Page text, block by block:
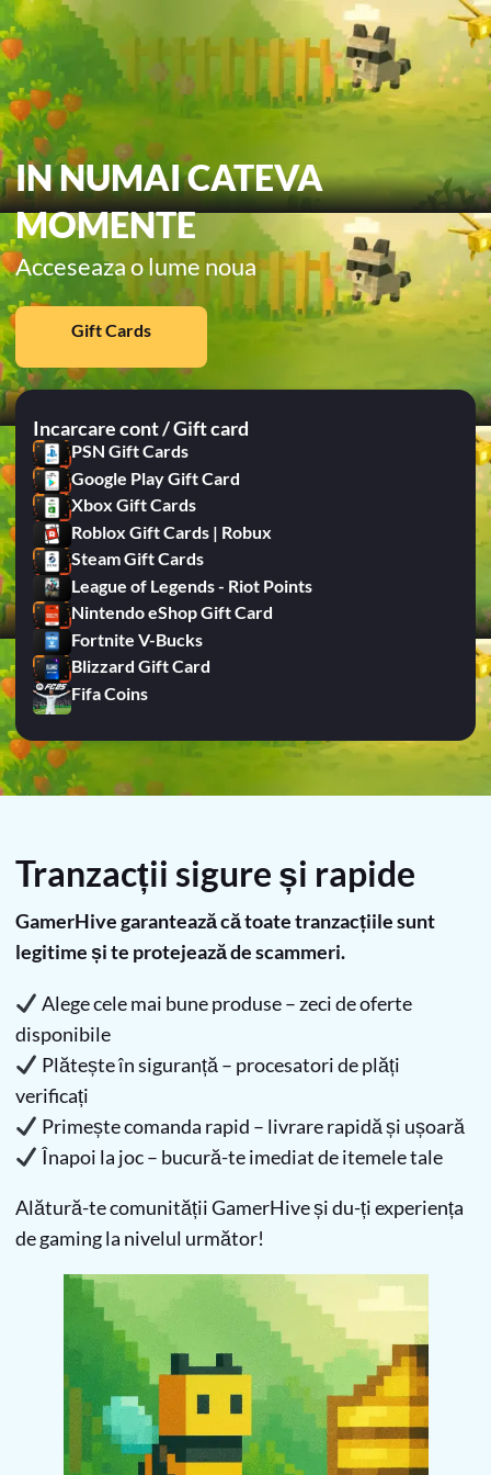
IN NUMAI CATEVA
MOMENTE
Acceseaza o lume noua
Gift Cards
Incarcare cont / Gift card
PSN Gift Cards
Google Play Gift Card
Xbox Gift Cards
Roblox Gift Cards | Robux
Steam Gift Cards
League of Legends - Riot Points
Nintendo eShop Gift Card
Fortnite V-Bucks
Blizzard Gift Card
Fifa Coins
Tranzacții sigure și rapide
GamerHive garantează că toate tranzacțiile sunt
legitime și te protejează de scammeri.
Alege cele mai bune produse – zeci de oferte
disponibile
Plătește în siguranță – procesatori de plăți
verificați
Primește comanda rapid – livrare rapidă și ușoară
Înapoi la joc – bucură-te imediat de itemele tale
Alătură-te comunității GamerHive și du-ți experiența
de gaming la nivelul următor!